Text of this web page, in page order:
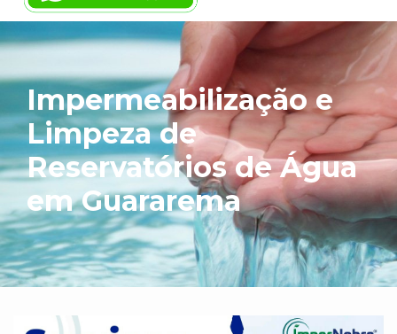
Impermeabilização e
Limpeza de
Reservatórios de Água
em Guararema